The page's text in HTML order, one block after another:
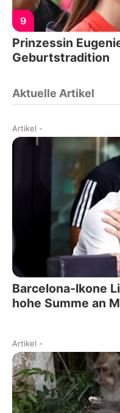
9
Prinzessin
Geburtstradition
Aktuelle Artikel
Artikel -
Barcelona-Ikone
hohe Summe an
Artikel -